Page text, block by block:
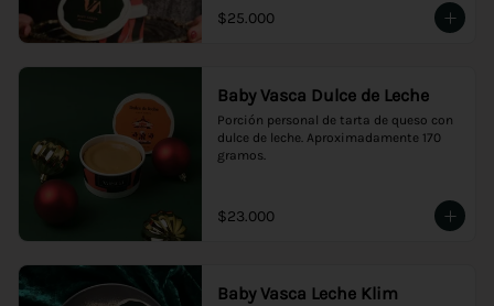
$25.000
Baby Vasca Dulce de Leche
Porción personal de tarta de queso con
dulce de leche. Aproximadamente 170
gramos.
$23.000
Baby Vasca Leche Klim